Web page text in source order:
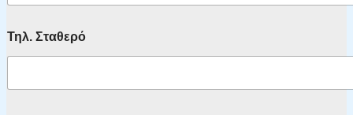
Τηλ. Σταθερό